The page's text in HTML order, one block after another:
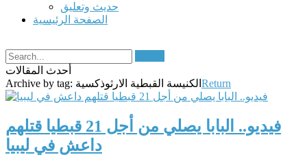
حديث وتعليق
الصفحة الرئيسية
أحدث المقالات
Archive by tag: الكنيسة القبطية الارثوذكسية Return
فيديو.. البابا يصلي من أجل 21 قبطيا قتلهم
داعش في ليبيا